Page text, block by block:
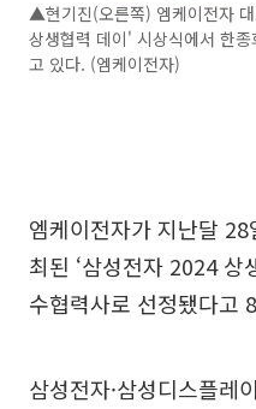
▲현기진(오른쪽) 엠케이전자
상생협력 데이' 시상식에서 한
고 있다. (엠케이전자)
엠케이전자가 지난달
최된 ‘삼성전자 2024 상
수협력사로 선정됐다고
삼성전자·삼성디스플레